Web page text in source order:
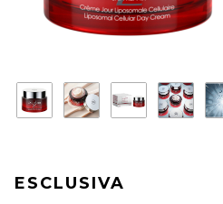
ESCLUSIVA